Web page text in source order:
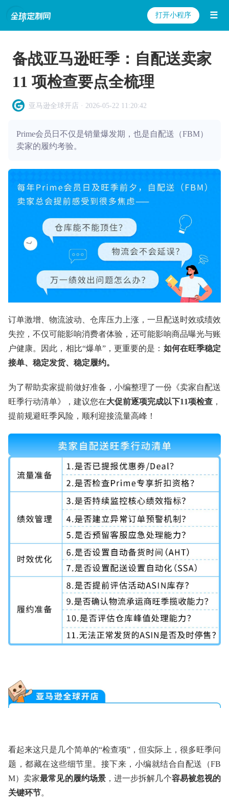
打开小程序 ☰
备战亚马逊旺季：自配送卖家
11 项检查要点全梳理
亚马逊全球开店 · 2026-05-22 11:20:42
Prime会员日不仅是销量爆发期，也是自配送（FBM）
卖家的履约考验。
订单激增、物流波动、仓库压力上涨，一旦配送时效或绩效
失控，不仅可能影响消费者体验，还可能影响商品曝光与账
户健康。因此，相比“爆单”，更重要的是： 如何在旺季稳定
接单、稳定发货、稳定履约。
为了帮助卖家提前做好准备，小编整理了一份《卖家自配送
旺季行动清单》，建议您在大促前逐项完成以下11项检查 ，
提前规避旺季风险，顺利迎接流量高峰！
看起来这只是几个简单的“检查项”，但实际上，很多旺季问
题，都藏在这些细节里。接下来，小编就结合自配送（FB
M）卖家最常见的履约场景，进一步拆解几个容易被忽视的
关键环节。